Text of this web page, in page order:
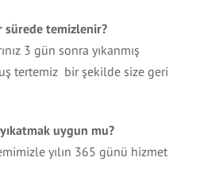
sürede temizlenir?
3 gün sonra yıkanmış
tertemiz bir şekilde size geri
yıkatmak uygun mu?
yılın 365 günü hizmet